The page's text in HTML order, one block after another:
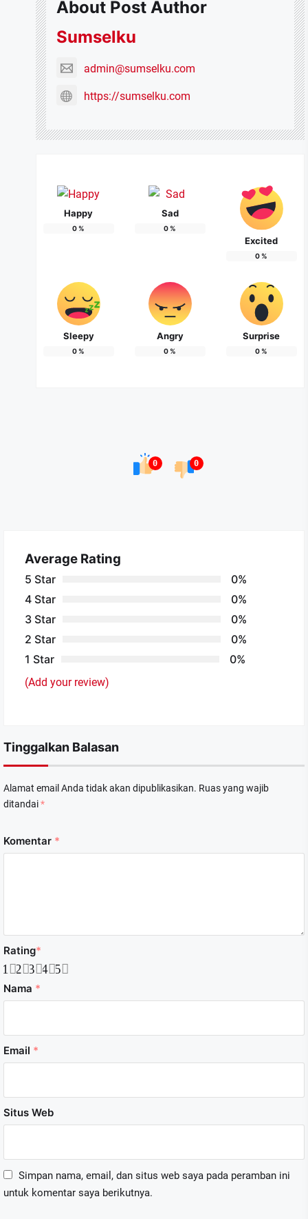
About Post Author
Sumselku
admin@sumselku.com
https://sumselku.com
Happy
0%
Sad
0%
Excited
0%
Sleepy
0%
Angry
0%
Surprise
0%
0 0
Average Rating
5 Star
0%
4 Star
0%
3 Star
0%
2 Star
0%
1 Star
0%
(Add your review)
Tinggalkan Balasan
Alamat email Anda tidak akan dipublikasikan. Ruas yang wajib
ditandai*
Komentar *
Rating*
5
4
3
2
1
Nama *
Email *
Situs Web
Simpan nama, email, dan situs web saya pada peramban ini
untuk komentar saya berikutnya.